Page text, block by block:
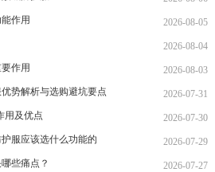
2026-08-05
作用
2026-08-04
2026-08-03
作用
2026-07-31
势解析与选购避坑要点
2026-07-30
用及优点
2026-07-29
服应该选什么功能的
2026-07-27
些痛点？